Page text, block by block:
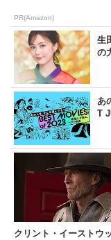
PR(Amazon)
生
の
あ
T
クリント・イーストウ